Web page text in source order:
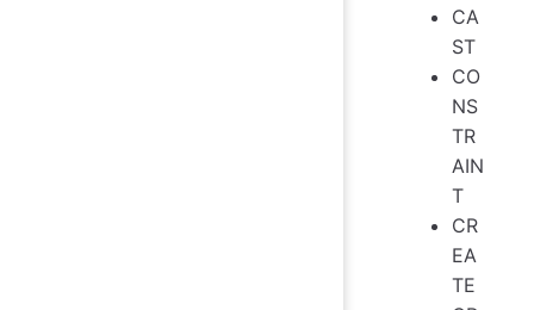
CA
ST
CO
NS
TR
AIN
T
CR
EA
TE